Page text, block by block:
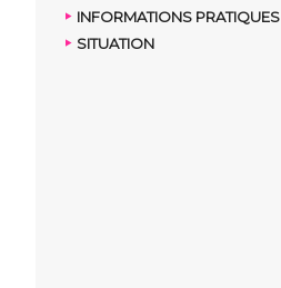
INFORMATIONS PRATIQUES
SITUATION